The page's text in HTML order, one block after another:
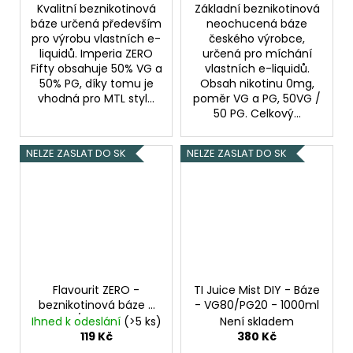
Kvalitní beznikotinová
báze určená především
pro výrobu vlastních e-
liquidů. Imperia ZERO
Fifty obsahuje 50% VG a
50% PG, díky tomu je
vhodná pro MTL styl...
Základní beznikotinová
neochucená báze
českého výrobce,
určená pro míchání
vlastních e-liquidů.
Obsah nikotinu 0mg,
poměr VG a PG, 50VG /
50 PG. Celkový...
NELZE ZASLAT DO SK
Flavourit ZERO -
beznikotinová báze -
70VG/30PG - 10ml
Ihned k odeslání (>5 ks)
119 Kč
NELZE ZASLAT DO SK
TI Juice Mist DIY - Báze
- VG80/PG20 - 1000ml
Není skladem
380 Kč